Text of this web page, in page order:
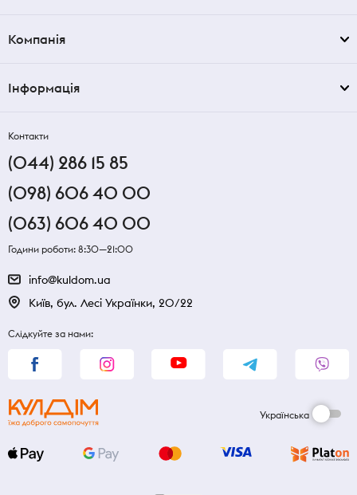
Компанія
Інформація
Контакти
(044) 286 15 85
(098) 606 40 00
(063) 606 40 00
Години роботи: 8:30—21:00
info@kuldom.ua
Київ, бул. Лесі Українки, 20/22
Слідкуйте за нами:
Українська